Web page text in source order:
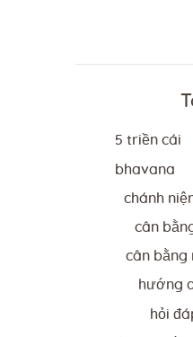
5 triền cái
bhavana
chánh
cân
cân bằng
hướng
hỏi